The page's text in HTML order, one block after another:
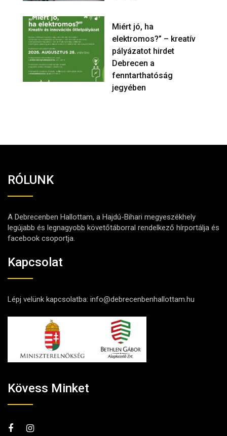
Miért jó, ha
elektromos?” – kreatív
pályázatot hirdet
Debrecen a
fenntarthatóság
jegyében
RÓLUNK
A Debrecenben Hallottam, a Hajdú-Bihari megyeszékhely
legújabb és legnagyobb követőtáborral rendelkező hírportálja és
facebook csoportja.
Kapcsolat
Lépj velünk kapcsolatba: info@debrecenbenhallottam.hu
Kövess Minket